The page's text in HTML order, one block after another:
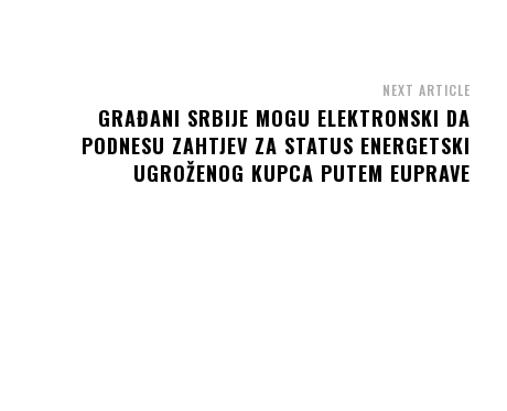
NEXT ARTICLE
GRAĐANI SRBIJE MOGU ELEKTRONSKI DA
PODNESU ZAHTJEV ZA STATUS ENERGETSKI
UGROŽENOG KUPCA PUTEM EUPRAVE